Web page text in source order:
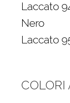
Laccato
Nero
Laccato
COLORI